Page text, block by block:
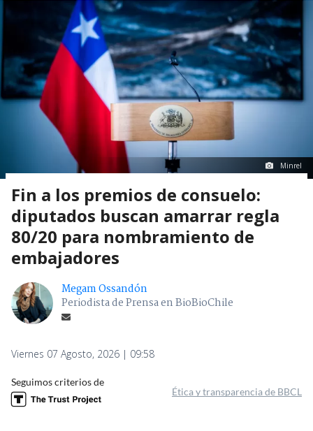
Minrel
Fin a los premios de consuelo:
diputados buscan amarrar regla
80/20 para nombramiento de
embajadores
Megam Ossandón
Periodista de Prensa en BioBioChile
Viernes 07 Agosto, 2026 | 09:58
Seguimos criterios de
Ética y transparencia de BBCL